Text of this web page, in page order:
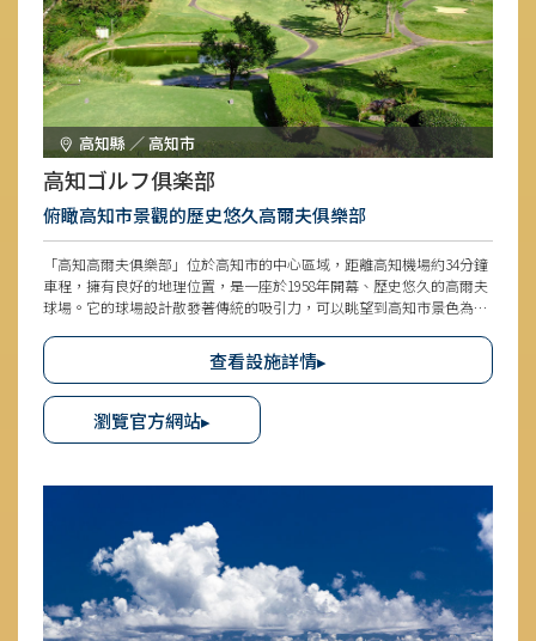
高知縣 ／ 高知市
高知ゴルフ俱楽部
俯瞰高知市景觀的歷史悠久高爾夫俱樂部
「高知高爾夫俱樂部」位於高知市的中心區域，距離高知機場約34分鐘
車程，擁有良好的地理位置，是一座於1958年開幕、歷史悠久的高爾夫
球場。它的球場設計散發著傳統的吸引力，可以眺望到高知市景色為其
擊出下坡球的長洞。in course第13洞是長距離的長洞，可以在第14洞欣
賞一下香長平原和浦戶灣的景色稍做休息，接著再盡情投入下半場。富
麗堂皇的會所設施齊全，餐廳從早餐、午餐到賽後聚餐等各種場合皆可
使用。
查看設施詳情▸
瀏覽官方網站▸